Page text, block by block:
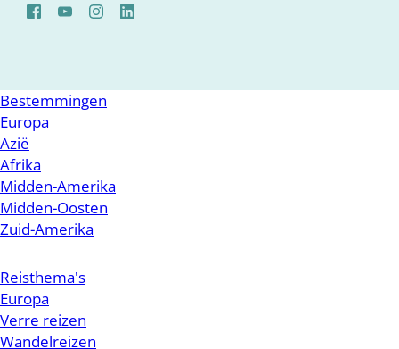
Bestemmingen
Europa
Azië
Afrika
Midden-Amerika
Midden-Oosten
Zuid-Amerika
Reisthema's
Europa
Verre reizen
Wandelreizen